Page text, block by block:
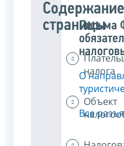
Содержание
страницы
налога
Объект
Письма
О
Все